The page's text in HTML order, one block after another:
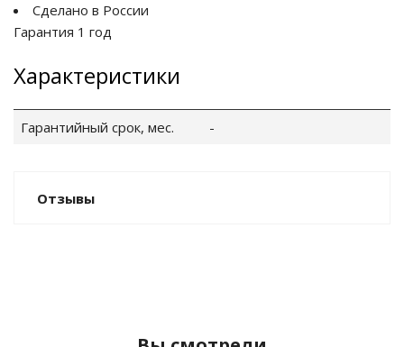
Сделано в России
Гарантия 1 год
Характеристики
Гарантийный срок, мес. -
Отзывы